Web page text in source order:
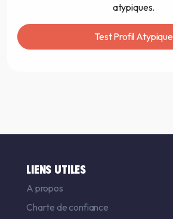
atypiques.
Test Profil Atypique
LIENS UTILES
A propos
Charte de confiance